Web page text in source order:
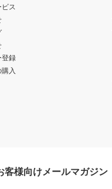
ス
録
入
客様向けメールマガジン